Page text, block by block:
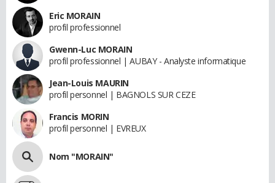
Eric MORAIN
profil professionnel
Gwenn-Luc MORAIN
profil professionnel | AUBAY - Analyste informatique
Jean-Louis MAURIN
profil personnel | BAGNOLS SUR CEZE
Francis MORIN
profil personnel | EVREUX
Nom "MORAIN"